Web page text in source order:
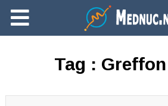
Ajouter du contenu
Tag :